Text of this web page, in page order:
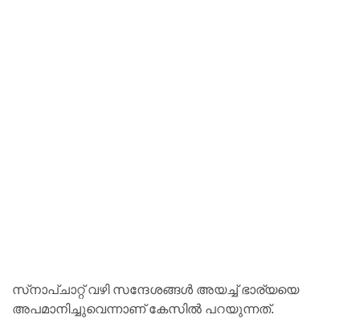
സ്‌നാപ്ചാറ്റ് വഴി സന്ദേശങ്ങൾ അയച്ച് ഭാര്യയെ
അപമാനിച്ചുവെന്നാണ് കേസിൽ പറയുന്നത്.